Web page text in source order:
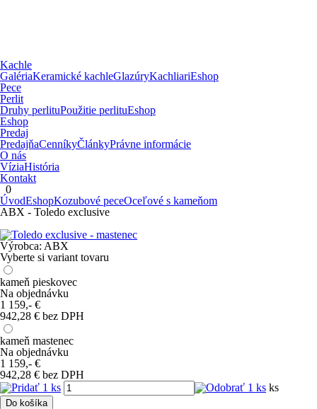
Kachle
GalériaKeramické kachleGlazúryKachliariEshop
Pece
Perlit
Druhy perlituPoužitie perlituEshop
Eshop
Predaj
PredajňaCenníkyČlánkyPrávne informácie
O nás
VíziaHistória
Kontakt
0
ÚvodEshopKozubové peceOceľové s kameňom
ABX - Toledo exclusive
Výrobca: ABX
Vyberte si variant tovaru
kameň pieskovec
Na objednávku
1 159,- €
942,28 € bez DPH
kameň mastenec
Na objednávku
1 159,- €
942,28 € bez DPH
ks
Do košíka